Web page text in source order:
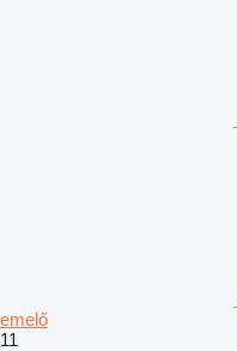
emelő
11